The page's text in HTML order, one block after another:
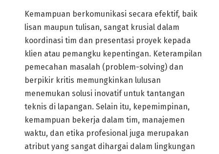
Kemampuan berkomunikasi secara efektif, baik
lisan maupun tulisan, sangat krusial dalam
koordinasi tim dan presentasi proyek kepada
klien atau pemangku kepentingan. Keterampilan
pemecahan masalah (problem-solving) dan
berpikir kritis memungkinkan lulusan
menemukan solusi inovatif untuk tantangan
teknis di lapangan. Selain itu, kepemimpinan,
kemampuan bekerja dalam tim, manajemen
waktu, dan etika profesional juga merupakan
atribut yang sangat dihargai dalam lingkungan